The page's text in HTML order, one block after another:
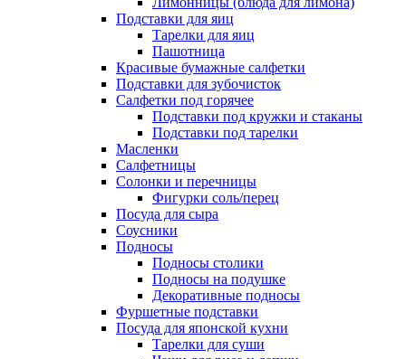
Подставки для яиц
Тарелки для яиц
Пашотница
Красивые бумажные салфетки
Подставки для зубочисток
Салфетки под горячее
Подставки под кружки и стаканы
Подставки под тарелки
Масленки
Салфетницы
Солонки и перечницы
Фигурки соль/перец
Посуда для сыра
Соусники
Подносы
Подносы столики
Подносы на подушке
Декоративные подносы
Фуршетные подставки
Посуда для японской кухни
Тарелки для суши